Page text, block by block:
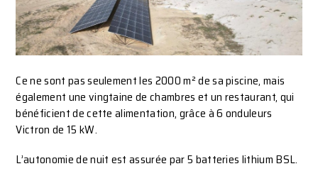
Ce ne sont pas seulement les 2000 m² de sa piscine, mais
également une vingtaine de chambres et un restaurant, qui
bénéficient de cette alimentation, grâce à 6 onduleurs
Victron de 15 kW.
L’autonomie de nuit est assurée par 5 batteries lithium BSL.